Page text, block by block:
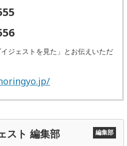
ジェストを見た」とお伝えいただ
スト 編集部 編集部